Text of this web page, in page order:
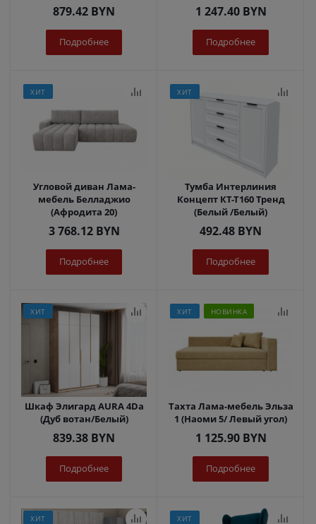
879.42 BYN
Подробнее
1 247.40BYN
Подробнее
ХИТ
Угловой диван Лама-
мебель Белладжио
(Афродита 20)
3 768.12BYN
Подробнее
ХИТ
Тумба Интерлиния
Концепт КТ-Т160 Тренд
(Белый /Белый)
492.48 BYN
Подробнее
ХИТ
Шкаф Элигард AURA 4Dа
(Дуб вотан/Белый)
839.38 BYN
Подробнее
ХИТ НОВИНКА
Тахта Лама-мебель Эльза
1 (Наоми 5/ Левый угол)
1 125.90BYN
Подробнее
ХИТ ХИТ